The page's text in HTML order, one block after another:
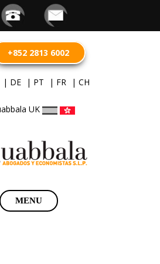
+852 2813 6002
| DE | PT | FR | CH
MENU